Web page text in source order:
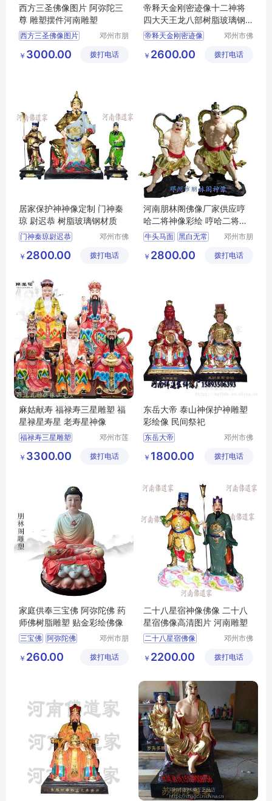
西方三圣佛像图片 阿弥陀三
尊 雕塑摆件河南雕塑
西方三圣佛像图片
邓州市朋
品店
￥ 3000.00 拨打电话
帝释天金刚密迹像十二神将
四大天王龙八部树脂玻璃钢
佛像摆件批发
帝释天金刚密迹像
河南佛道家厂家直销
邓州市佛
厂
￥ 2600.00 拨打电话
居家保护神神像定制 门神秦
琼 尉迟恭 树脂玻璃钢材质
门神秦琼尉迟恭
祭祀宗教用品
邓州市佛
厂
￥ 2800.00 拨打电话
河南朋林阁佛像厂家供应哼
哈二将神像彩绘 哼哈二将玻
璃钢 祭祀用品
牛头马面 黑白无常
邓州市朋
品店
￥ 2800.00 拨打电话
麻姑献寿 福禄寿三星雕塑 福
星禄星寿星 老寿星神像
福禄寿三星雕塑
老寿星神像
邓州市莲
工艺厂
￥ 3300.00 拨打电话
东岳大帝 泰山神保护神雕塑
彩绘像 民间祭祀
东岳大帝
河南佛道家厂家直销
邓州市佛
厂
￥ 1800.00 拨打电话
家庭供奉三宝佛 阿弥陀佛 药
师佛树脂雕塑 贴金彩绘佛像
三宝佛 阿弥陀佛
邓州市朋
品店
￥ 260.00 拨打电话
二十八星宿神像佛像 二十八
星宿佛像高清图片 河南雕塑
二十八星宿佛像
河南雕塑
邓州市佛
厂
￥ 2200.00 拨打电话